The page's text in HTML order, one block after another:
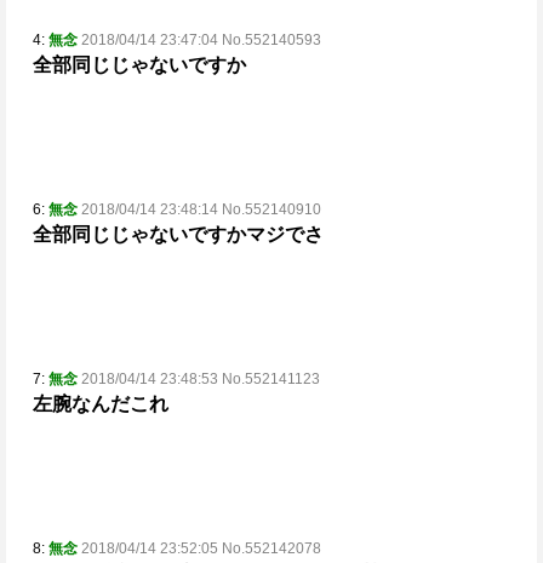
4: 無念 2018/04/14 23:47:04 No.552140593
全部同じじゃないですか
6: 無念 2018/04/14 23:48:14 No.552140910
全部同じじゃないですかマジでさ
7: 無念 2018/04/14 23:48:53 No.552141123
左腕なんだこれ
8: 無念 2018/04/14 23:52:05 No.552142078